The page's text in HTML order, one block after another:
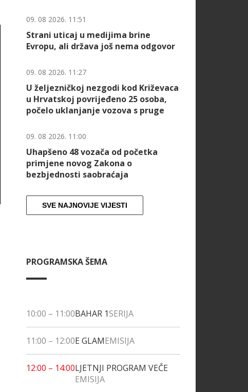
09. 08 2026. 11:51
Strani uticaj u medijima brine
Evropu, ali država još nema odgovor
09. 08 2026. 11:27
U željezničkoj nezgodi kod Križevaca
u Hrvatskoj povrijeđeno 25 osoba,
počelo uklanjanje vozova s pruge
09. 08 2026. 11:00
Uhapšeno 48 vozača od početka
primjene novog Zakona o
bezbjednosti saobraćaja
SVE NAJNOVIJE VIJESTI
PROGRAMSKA ŠEMA
10:00 – 11:00BAHAR 1SERIJA
11:00 – 12:00E GLAMEMISIJA
12:00 – 14:00LJETNJI PROGRAM VEČE
EMISIJA